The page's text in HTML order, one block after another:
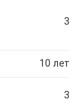
3
10 лет
3